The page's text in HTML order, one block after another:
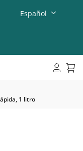
Español
1 litro